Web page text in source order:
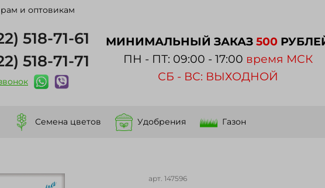
и оптовикам
518-71-61
518-71-71
МИНИМАЛЬНЫЙ ЗАКАЗ 500
ПН - ПТ: 09:00 - 17:00 время МСК
СБ - ВС: ВЫХОДНОЙ
Семена цветов Удобрения Газон
арт. 147596